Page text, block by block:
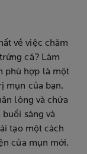
về việc chăm
cá? Làm
phù hợp là một
mụn của bạn.
lông và chứa
sáng và
tạo một cách
của mụn mới.